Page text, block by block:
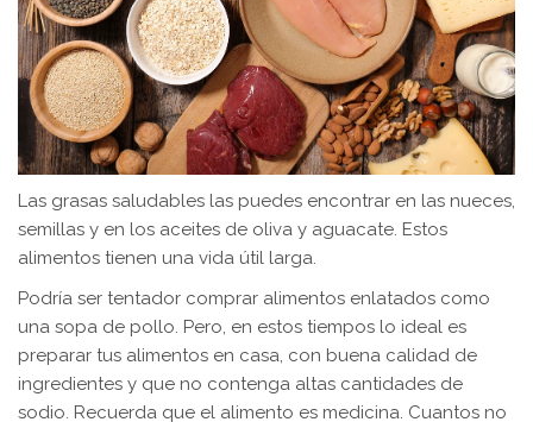
Las grasas saludables las puedes encontrar en las nueces,
semillas y en los aceites de oliva y aguacate. Estos
alimentos tienen una vida útil larga.
Podría ser tentador comprar alimentos enlatados como
una sopa de pollo. Pero, en estos tiempos lo ideal es
preparar tus alimentos en casa, con buena calidad de
ingredientes y que no contenga altas cantidades de
sodio. Recuerda que el alimento es medicina. Cuantos no